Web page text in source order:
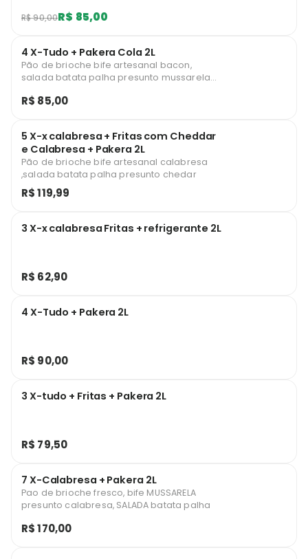
R$ 90,00R$ 85,00
4 X-Tudo + Pakera Cola 2L
Pão de brioche bife artesanal bacon,
salada batata palha presunto mussarela
R$ 85,00
5 X-x calabresa + Fritas com Cheddar
e Calabresa + Pakera 2L
Pão de brioche bife artesanal calabresa
,salada batata palha presunto chedar
R$ 119,99
3 X-x calabresa Fritas + refrigerante 2L
R$ 62,90
4 X-Tudo + Pakera 2L
R$ 90,00
3 X-tudo + Fritas + Pakera 2L
R$ 79,50
7 X-Calabresa + Pakera 2L
Pao de brioche fresco, bife MUSSARELA
presunto calabresa, SALADA batata palha
R$ 170,00